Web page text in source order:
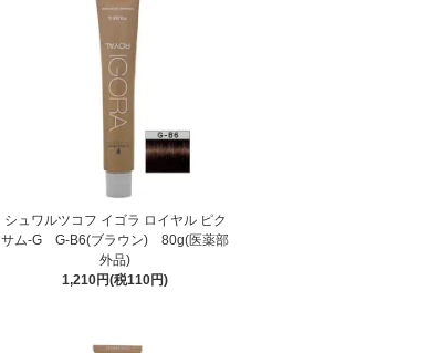
シュワルツコフ イゴラ ロイヤル ピク
サム-G G-B6(ブラウン) 80g(医薬部
外品)
1,210円(税110円)